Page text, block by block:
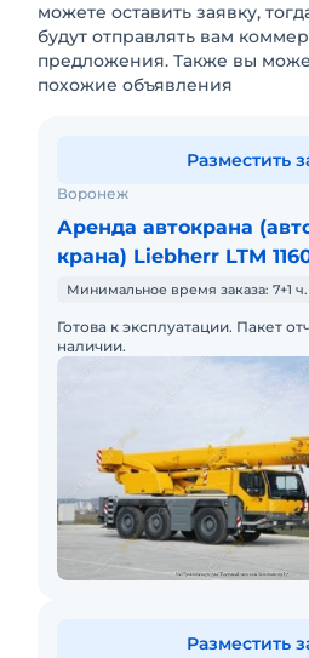
можете оставить заявку,
будут отправлять вам
предложения. Также вы
похожие объявления
Воронеж
Аренда автокрана
крана) Liebherr LTM
Минимальное время заказа: 7+1 ч.
Готова к эксплуатации. Пакет
наличии.
Разместить
Разместить